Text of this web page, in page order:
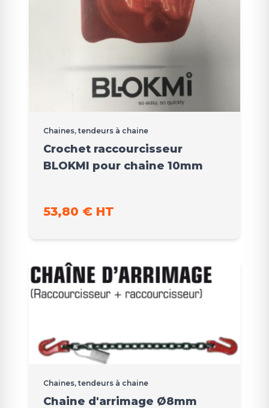
Chaines, tendeurs à chaine
Crochet raccourcisseur
BLOKMI pour chaine 10mm
53,80 € HT
Chaines, tendeurs à chaine
Chaine d'arrimage Ø8mm